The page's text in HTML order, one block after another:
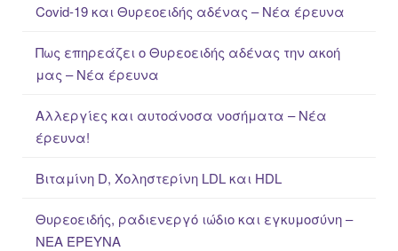
Covid-19 και Θυρεοειδής αδένας – Νέα έρευνα
Πως επηρεάζει ο Θυρεοειδής αδένας την ακοή
μας – Νέα έρευνα
Αλλεργίες και αυτοάνοσα νοσήματα – Νέα
έρευνα!
Βιταμίνη D, Χοληστερίνη LDL και HDL
Θυρεοειδής, ραδιενεργό ιώδιο και εγκυμοσύνη –
ΝΕΑ ΈΡΕΥΝΑ